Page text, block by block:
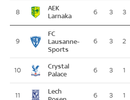
8
AEK
Larnaka
6 3 3
9
FC
Lausanne-
Sports
6 3 2
10
Crystal
Palace
6 3 1
11
Lech
6 3 1